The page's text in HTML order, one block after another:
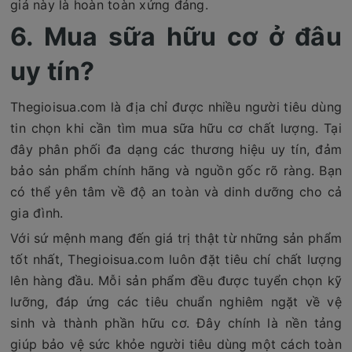
giá này là hoàn toàn xứng đáng.
6. Mua sữa hữu cơ ở đâu
uy tín?
Thegioisua.com là địa chỉ được nhiều người tiêu dùng
tin chọn khi cần tìm mua sữa hữu cơ chất lượng. Tại
đây phân phối đa dạng các thương hiệu uy tín, đảm
bảo sản phẩm chính hãng và nguồn gốc rõ ràng. Bạn
có thể yên tâm về độ an toàn và dinh dưỡng cho cả
gia đình.
Với sứ mệnh mang đến giá trị thật từ những sản phẩm
tốt nhất, Thegioisua.com luôn đặt tiêu chí chất lượng
lên hàng đầu. Mỗi sản phẩm đều được tuyển chọn kỹ
lưỡng, đáp ứng các tiêu chuẩn nghiêm ngặt về vệ
sinh và thành phần hữu cơ. Đây chính là nền tảng
giúp bảo vệ sức khỏe người tiêu dùng một cách toàn